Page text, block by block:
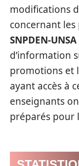
modifications
concernant
SNPDEN-UNSA
d’information
promotions et
ayant accès à
enseignants
préparés pour